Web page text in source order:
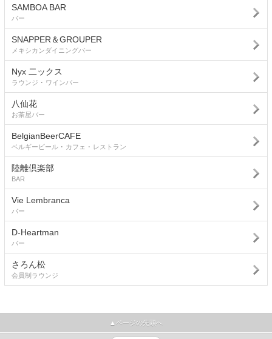
SAMBOA BAR
バー
SNAPPER＆GROUPER
メキシカンダイニングバー
Nyx 二ックス
ラウンジ ･ ワインバー
八仙花
お茶屋バー
BelgianBeerCAFE
ベルギービール ･ カフェ ･ レストラン
陸離倶楽部
BAR
Vie Lembranca
バー
D-Heartman
バー
さろん松
会員制ラウンジ
▲ページの先頭へ